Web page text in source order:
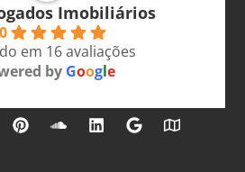
Imobiliários
em 16 avaliações
by Google